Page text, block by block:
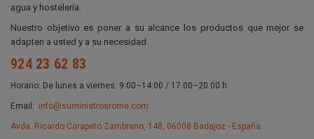
agua y hostelería.
Nuestro objetivo es poner a su alcance los productos que mejor se
adapten a usted y a su necesidad.
924 23 62 83
Horario: De lunes a viernes: 9:00–14:00 / 17:00–20:00 h.
Email: info@suministrosrome.com
Avda. Ricardo Carapeto Zambrano, 148, 06008 Badajoz - España